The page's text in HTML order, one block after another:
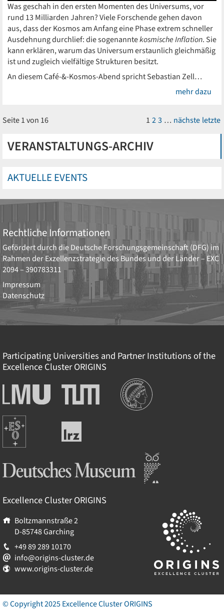
VERANSTALTUNGS-ARCHIV
AKTUELLE EVENTS
Was geschah in den ersten Momenten des Universums, vor
rund 13 Milliarden Jahren? Viele Forschende gehen davon
aus, dass der Kosmos am Anfang eine Phase extrem schneller
Ausdehnung durchlief: die sogenanntekosmische Inflation. Sie
kann erklären, warum das Universum erstaunlich gleichmäßig
ist und zugleich vielfältige Strukturen besitzt.
An diesem Café-&-Kosmos-Abend spricht Sebastian Zell…
mehr dazu
Seite 1 von 16 1 23 … nächste letzte
Rechtliche Informationen
Gefördert durch dieDeutsche Forschungsgemeinschaft (DFG) im
Rahmen der Exzellenzstrategie des Bundes und der Länder – EXC
2094 – 390783311
Impressum
Datenschutz
Participating Universities and Partner Institutions of the
Excellence ClusterORIGINS
Ludwig-
Maximilians-
München
Technische
Universität
Institutionen
Europäische
Südsternwarte
Leibniz-
Rechenzentrum
Excellence ClusterORIGINS
Boltzmannstraße 2
D-85748Garching
+49 89 289 10170
info@origins-cluster.de
www.origins-cluster.de
© Copyright 2025 Excellence ClusterORIGINS